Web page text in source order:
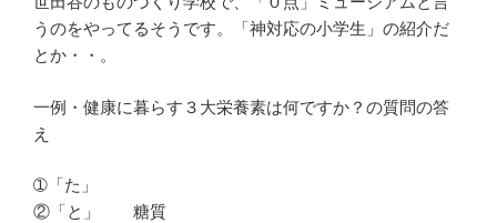
うのをやってるそうです。「神対応の小学生」の紹介だ
とか・・。
一例・健康に暮らす３大栄養素は何ですか？の質問の答
え
➀「た」
②「と」 糖質